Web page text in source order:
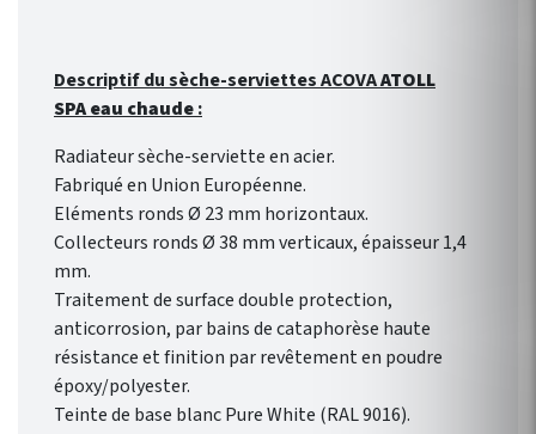
Descriptif du sèche-serviettes ACOVAATOLL
SPA eau chaude:
Radiateur sèche-serviette en acier.
Fabriqué en Union Européenne.
Eléments ronds Ø 23 mm horizontaux.
Collecteurs ronds Ø 38 mm verticaux, épaisseur 1,4
mm.
Traitement de surface double protection,
anticorrosion, par bains de cataphorèse haute
résistance et finition par revêtement en poudre
époxy/polyester.
Teinte de base blanc Pure White (RAL 9016).